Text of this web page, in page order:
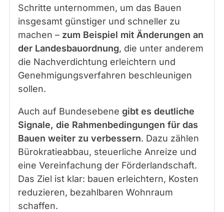
Schritte unternommen, um das Bauen
insgesamt günstiger und schneller zu
machen – zum Beispiel mit Änderungen an
der Landesbauordnung, die unter anderem
die Nachverdichtung erleichtern und
Genehmigungsverfahren beschleunigen
sollen.
Auch auf Bundesebene gibt es deutliche
Signale, die Rahmenbedingungen für das
Bauen weiter zu verbessern. Dazu zählen
Bürokratieabbau, steuerliche Anreize und
eine Vereinfachung der Förderlandschaft.
Das Ziel ist klar: bauen erleichtern, Kosten
reduzieren, bezahlbaren Wohnraum
schaffen.